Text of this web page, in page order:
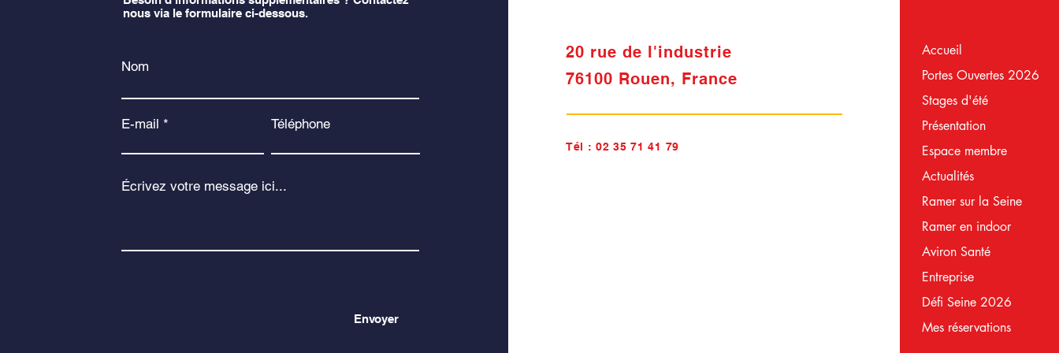
nous via le formulaire ci-dessous.
Nom
E-mail Téléphone
Écrivez votre message ici...
Envoyer
20 rue de l'industrie
76100 Rouen, France
Tél :02 35 71 41 79
Accueil
Portes Ouvertes 2026
Stages d'été
Présentation
Espace membre
Actualités
Ramer sur la Seine
Ramer en indoor
Aviron Santé
Entreprise
Défi Seine 2026
Mes réservations